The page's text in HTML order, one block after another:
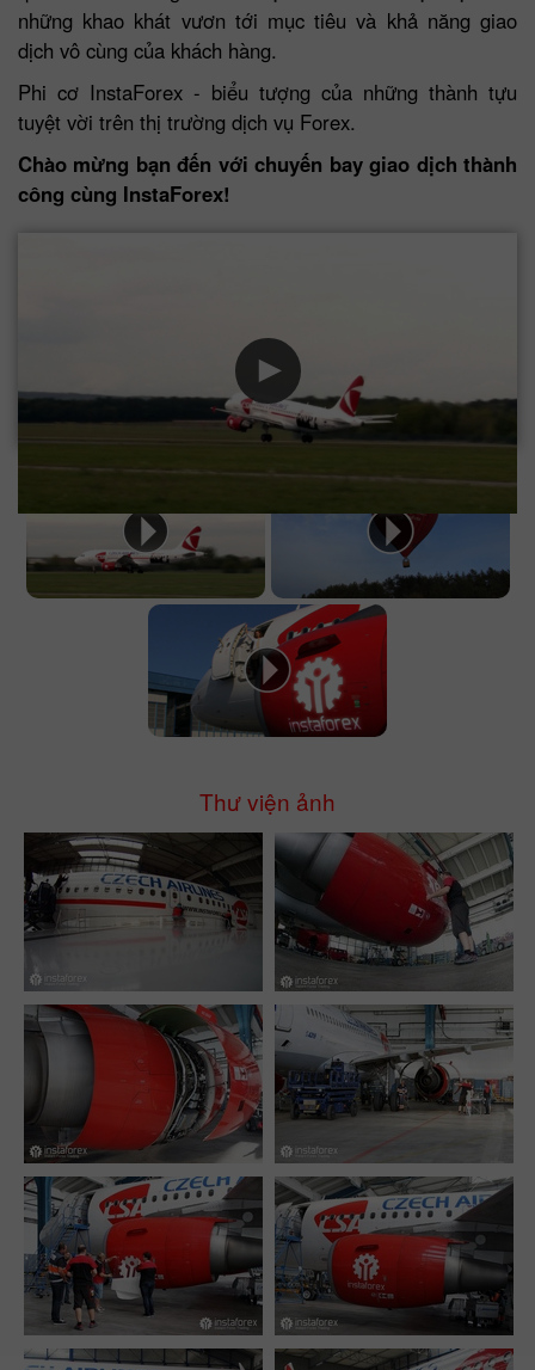
những khao khát vươn tới mục tiêu và khả năng giao
dịch vô cùng của khách hàng.
Phi cơ InstaForex - biểu tượng của những thành tựu
tuyệt vời trên thị trường dịch vụ Forex.
Chào mừng bạn đến với chuyến bay giao dịch thành
công cùng InstaForex!
Thư viện ảnh